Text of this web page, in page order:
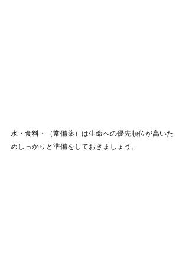
水・食料・（常備薬）は生命への優先順位が高いた
めしっかりと準備をしておきましょう。